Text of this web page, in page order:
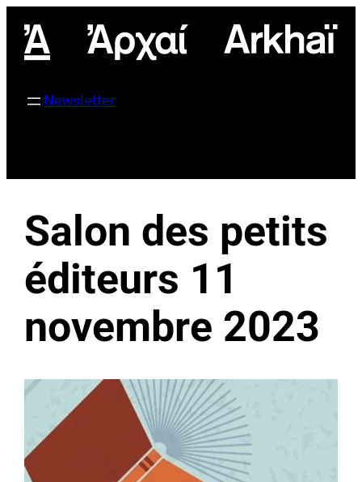
contenu
Newsletter
Salon des petits
éditeurs 11
novembre 2023